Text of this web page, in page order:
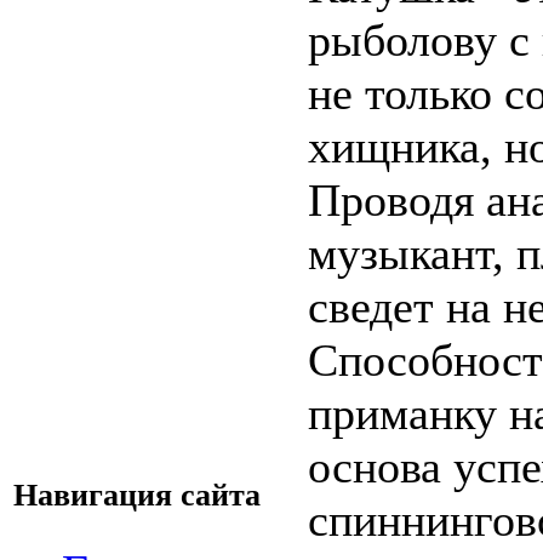
Навигация сайта
рыболову
не только
хищника,
Проводя
музыкант,
сведет на
приманку
основа